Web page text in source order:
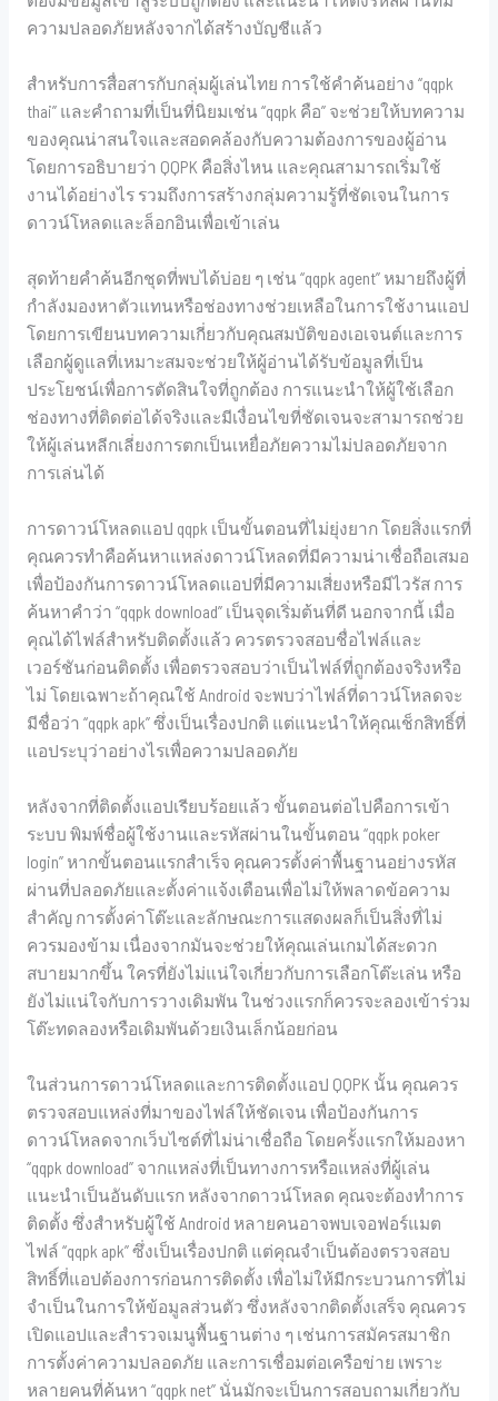
ความปลอดภัยหลังจากได้สร้างบัญชีแล้ว
สำหรับการสื่อสารกับกลุ่มผู้เล่นไทย การใช้คำค้นอย่าง “qqpk
thai” และคำถามที่เป็นที่นิยมเช่น “qqpk คือ” จะช่วยให้บทความ
ของคุณน่าสนใจและสอดคล้องกับความต้องการของผู้อ่าน
โดยการอธิบายว่า QQPK คือสิ่งไหน และคุณสามารถเริ่มใช้
งานได้อย่างไร รวมถึงการสร้างกลุ่มความรู้ที่ชัดเจนในการ
ดาวน์โหลดและล็อกอินเพื่อเข้าเล่น
สุดท้ายคำค้นอีกชุดที่พบได้บ่อย ๆ เช่น “qqpk agent” หมายถึงผู้ที่
กำลังมองหาตัวแทนหรือช่องทางช่วยเหลือในการใช้งานแอป
โดยการเขียนบทความเกี่ยวกับคุณสมบัติของเอเจนต์และการ
เลือกผู้ดูแลที่เหมาะสมจะช่วยให้ผู้อ่านได้รับข้อมูลที่เป็น
ประโยชน์เพื่อการตัดสินใจที่ถูกต้อง การแนะนำให้ผู้ใช้เลือก
ช่องทางที่ติดต่อได้จริงและมีเงื่อนไขที่ชัดเจนจะสามารถช่วย
ให้ผู้เล่นหลีกเลี่ยงการตกเป็นเหยื่อภัยความไม่ปลอดภัยจาก
การเล่นได้
การดาวน์โหลดแอป qqpk เป็นขั้นตอนที่ไม่ยุ่งยาก โดยสิ่งแรกที่
คุณควรทำคือค้นหาแหล่งดาวน์โหลดที่มีความน่าเชื่อถือเสมอ
เพื่อป้องกันการดาวน์โหลดแอปที่มีความเสี่ยงหรือมีไวรัส การ
ค้นหาคำว่า “qqpk download” เป็นจุดเริ่มต้นที่ดี นอกจากนี้ เมื่อ
คุณได้ไฟล์สำหรับติดตั้งแล้ว ควรตรวจสอบชื่อไฟล์และ
เวอร์ชันก่อนติดตั้ง เพื่อตรวจสอบว่าเป็นไฟล์ที่ถูกต้องจริงหรือ
ไม่ โดยเฉพาะถ้าคุณใช้ Android จะพบว่าไฟล์ที่ดาวน์โหลดจะ
มีชื่อว่า “qqpk apk” ซึ่งเป็นเรื่องปกติ แต่แนะนำให้คุณเช็กสิทธิ์ที่
แอประบุว่าอย่างไรเพื่อความปลอดภัย
หลังจากที่ติดตั้งแอปเรียบร้อยแล้ว ขั้นตอนต่อไปคือการเข้า
ระบบ พิมพ์ชื่อผู้ใช้งานและรหัสผ่านในขั้นตอน “qqpk poker
login” หากขั้นตอนแรกสำเร็จ คุณควรตั้งค่าพื้นฐานอย่างรหัส
ผ่านที่ปลอดภัยและตั้งค่าแจ้งเตือนเพื่อไม่ให้พลาดข้อความ
สำคัญ การตั้งค่าโต๊ะและลักษณะการแสดงผลก็เป็นสิ่งที่ไม่
ควรมองข้าม เนื่องจากมันจะช่วยให้คุณเล่นเกมได้สะดวก
สบายมากขึ้น ใครที่ยังไม่แน่ใจเกี่ยวกับการเลือกโต๊ะเล่น หรือ
ยังไม่แน่ใจกับการวางเดิมพัน ในช่วงแรกก็ควรจะลองเข้าร่วม
โต๊ะทดลองหรือเดิมพันด้วยเงินเล็กน้อยก่อน
ในส่วนการดาวน์โหลดและการติดตั้งแอป QQPK นั้น คุณควร
ตรวจสอบแหล่งที่มาของไฟล์ให้ชัดเจน เพื่อป้องกันการ
ดาวน์โหลดจากเว็บไซต์ที่ไม่น่าเชื่อถือ โดยครั้งแรกให้มองหา
“qqpk download” จากแหล่งที่เป็นทางการหรือแหล่งที่ผู้เล่น
แนะนำเป็นอันดับแรก หลังจากดาวน์โหลด คุณจะต้องทำการ
ติดตั้ง ซึ่งสำหรับผู้ใช้ Android หลายคนอาจพบเจอฟอร์แมต
ไฟล์ “qqpk apk” ซึ่งเป็นเรื่องปกติ แต่คุณจำเป็นต้องตรวจสอบ
สิทธิ์ที่แอปต้องการก่อนการติดตั้ง เพื่อไม่ให้มีกระบวนการที่ไม่
จำเป็นในการให้ข้อมูลส่วนตัว ซึ่งหลังจากติดตั้งเสร็จ คุณควร
เปิดแอปและสำรวจเมนูพื้นฐานต่าง ๆ เช่นการสมัครสมาชิก
การตั้งค่าความปลอดภัย และการเชื่อมต่อเครือข่าย เพราะ
หลายคนที่ค้นหา “qqpk net” นั่นมักจะเป็นการสอบถามเกี่ยวกับ